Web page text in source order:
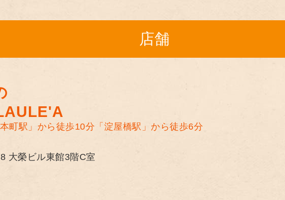
店舗
本町駅」から徒歩10分 「淀屋橋駅」から徒歩6分
大榮ビル東館3階C室